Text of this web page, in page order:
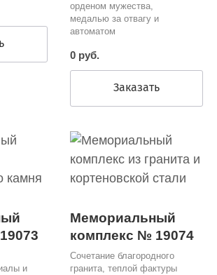
орденом мужества,
медалью за отвагу и
автоматом
0 руб.
Заказать
и
Мемориальный
комплекс № 19074
Сочетание благородного
гранита, теплой фактуры